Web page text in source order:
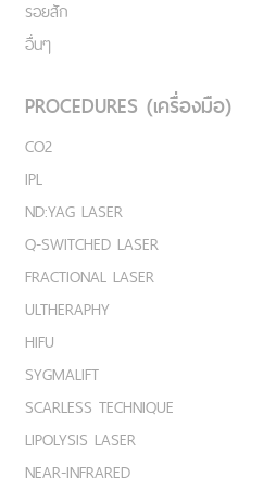
รอยสัก
อื่นๆ
PROCEDURES (เครื่องมือ)
CO2
IPL
ND:YAG LASER
Q-SWITCHED LASER
FRACTIONAL LASER
ULTHERAPHY
HIFU
SYGMALIFT
SCARLESS TECHNIQUE
LIPOLYSIS LASER
NEAR-INFRARED